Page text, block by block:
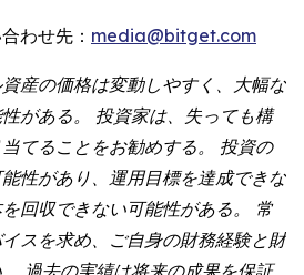
わせ先： media@bitget.com
産の価格は変動しやすく、大幅な
がある。 投資家は、失っても構
てることをお勧めする。 投資の
性があり、運用目標を達成できな
回収できない可能性がある。 常
スを求め、ご自身の財務経験と財